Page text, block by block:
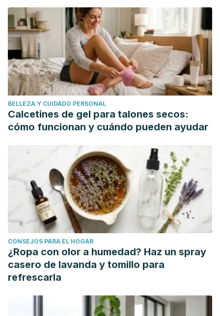
breath: Breathing practices for healing the body and
cultivating wisdom. Shambhala Publications.
Daykin, N., Mansfield, L., Meads, C., Julier, G., Tomlinson,
A., Payne, A., ... & Victor, C. (2018). What works for
wellbeing? A systematic review of wellbeing outcomes for
music and singing in adults.Perspectives in public health,
138(1), 39-46.
Chételat, G., Lutz, A., Arenaza-Urquijo, E., Collette, F.,
Klimecki, O., & Marchant, N. (2018). Why could meditation
practice help promote mental health and well-being in
Alzheimer's research & therapy ,10(1), 1-4.
Larrivee, D., & Echarte, L. (2018). Contemplative meditation
and neuroscience: Prospects for mental health.Journal of
religion and health,57(3), 960-978.
BELLEZA Y CUIDADO PERSONAL
Calcetines de gel para talones secos:
cómo funcionan y cuándo pueden ayudar
CONSEJOS PARA EL HOGAR
¿Ropa con olor a humedad? Haz un spray
casero de lavanda y tomillo para
refrescarla